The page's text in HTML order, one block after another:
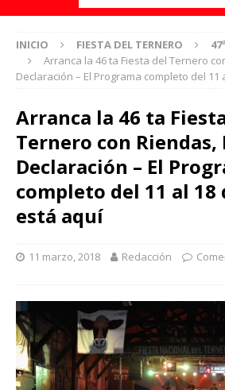
INICIO FIESTA DEL TERNERO
Arranca la 46 ta Fiesta del Ternero
Declaración – El Programa completo del
Arranca la 46 ta
Ternero con Riendas,
Declaración – El
completo del 11 al 18
está aquí
11 marzo, 2018 Redacción